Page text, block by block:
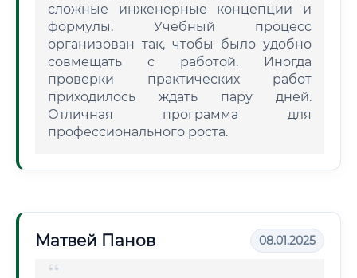
сложные инженерные концепции и
формулы. Учебный процесс
организован так, чтобы было удобно
совмещать с работой. Иногда
проверки практических работ
приходилось ждать пару дней.
Отличная программа для
профессионального роста.
Матвей Панов 08.01.2025